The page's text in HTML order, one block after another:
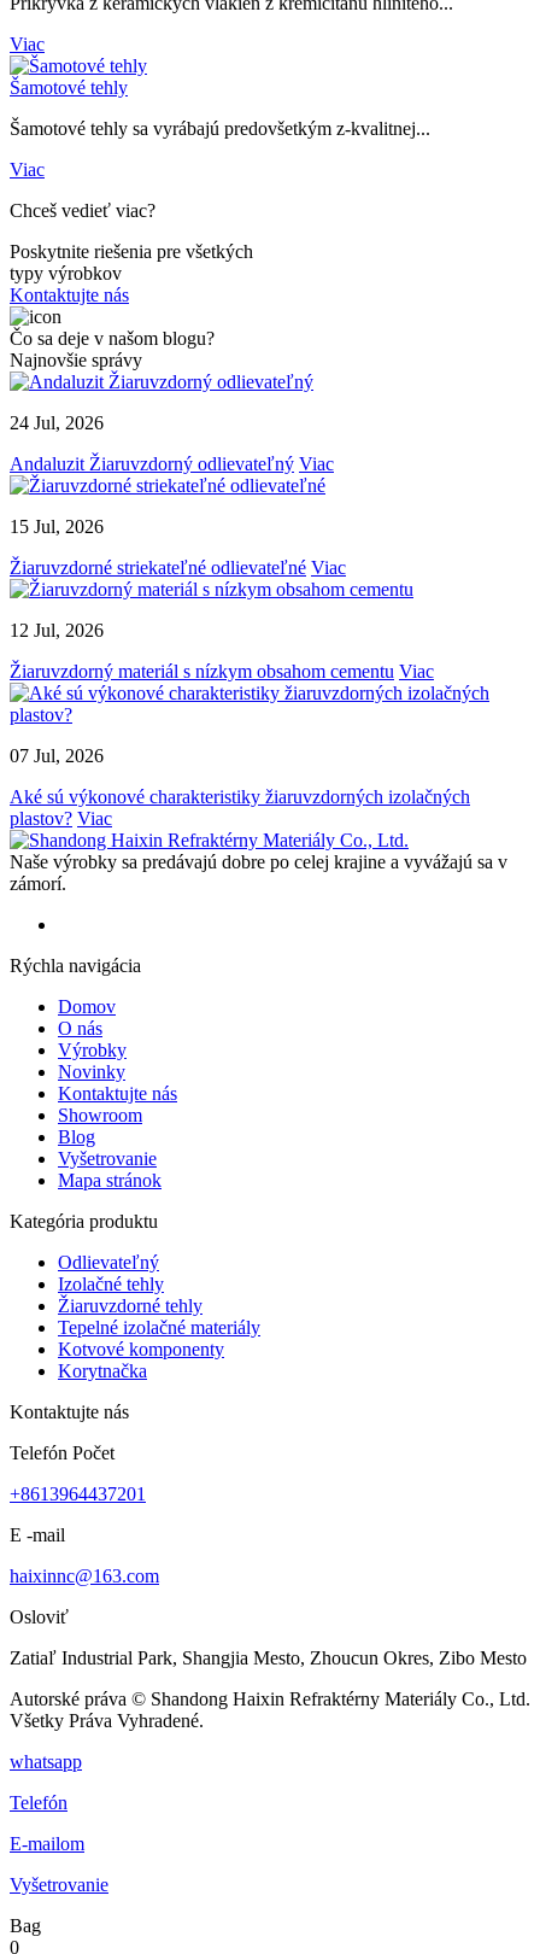
Viac
Šamotové tehly
Šamotové tehly sa vyrábajú predovšetkým z-kvalitnej...
Viac
Chceš vedieť viac?
Poskytnite riešenia pre všetkých
typy výrobkov
Kontaktujte nás
Čo sa deje v našom blogu?
Najnovšie správy
24 Jul, 2026
Andaluzit Žiaruvzdorný odlievateľný Viac
15 Jul, 2026
Žiaruvzdorné striekateľné odlievateľné Viac
12 Jul, 2026
Žiaruvzdorný materiál s nízkym obsahom cementu Viac
07 Jul, 2026
Aké sú výkonové charakteristiky žiaruvzdorných izolačných
plastov? Viac
Naše výrobky sa predávajú dobre po celej krajine a vyvážajú sa v
zámorí.
Rýchla navigácia
Domov
O nás
Výrobky
Novinky
Kontaktujte nás
Showroom
Blog
Vyšetrovanie
Mapa stránok
Kategória produktu
Odlievateľný
Izolačné tehly
Žiaruvzdorné tehly
Tepelné izolačné materiály
Kotvové komponenty
Korytnačka
Kontaktujte nás
Telefón Počet
+8613964437201
E -mail
haixinnc@163.com
Osloviť
Zatiaľ Industrial Park, Shangjia Mesto, Zhoucun Okres, Zibo Mesto
Autorské práva © Shandong Haixin Refraktérny Materiály Co., Ltd.
Všetky Práva Vyhradené.
whatsapp
Telefón
E-mailom
Vyšetrovanie
Bag
0